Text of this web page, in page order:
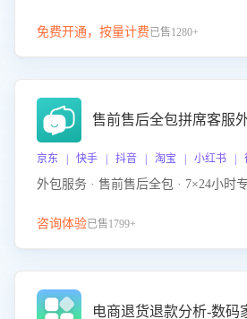
免费开通，按量计费已售1280+
售前售后全包拼席客服
京东 | 快手 | 抖音 | 淘宝 | 小红书 |
外包服务 · 售前售后全包 · 7×24小时
咨询体验已售1799+
电商退货退款分析-数码